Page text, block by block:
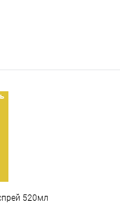
520мл